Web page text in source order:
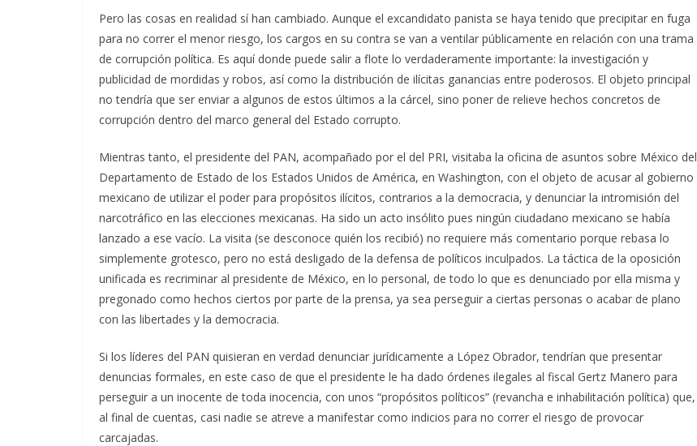
Pero las cosas en realidad sí han cambiado. Aunque el excandidato panista se haya tenido que precipitar en fuga
para no correr el menor riesgo, los cargos en su contra se van a ventilar públicamente en relación con una trama
de corrupción política. Es aquí donde puede salir a flote lo verdaderamente importante: la investigación y
publicidad de mordidas y robos, así como la distribución de ilícitas ganancias entre poderosos. El objeto principal
no tendría que ser enviar a algunos de estos últimos a la cárcel, sino poner de relieve hechos concretos de
corrupción dentro del marco general del Estado corrupto.
Mientras tanto, el presidente del PAN, acompañado por el del PRI, visitaba la oficina de asuntos sobre México del
Departamento de Estado de los Estados Unidos de América, en Washington, con el objeto de acusar al gobierno
mexicano de utilizar el poder para propósitos ilícitos, contrarios a la democracia, y denunciar la intromisión del
narcotráfico en las elecciones mexicanas. Ha sido un acto insólito pues ningún ciudadano mexicano se había
lanzado a ese vacío. La visita (se desconoce quién los recibió) no requiere más comentario porque rebasa lo
simplemente grotesco, pero no está desligado de la defensa de políticos inculpados. La táctica de la oposición
unificada es recriminar al presidente de México, en lo personal, de todo lo que es denunciado por ella misma y
pregonado como hechos ciertos por parte de la prensa, ya sea perseguir a ciertas personas o acabar de plano
con las libertades y la democracia.
Si los líderes del PAN quisieran en verdad denunciar jurídicamente a López Obrador, tendrían que presentar
denuncias formales, en este caso de que el presidente le ha dado órdenes ilegales al fiscal Gertz Manero para
perseguir a un inocente de toda inocencia, con unos “propósitos políticos” (revancha e inhabilitación política) que,
al final de cuentas, casi nadie se atreve a manifestar como indicios para no correr el riesgo de provocar
carcajadas.